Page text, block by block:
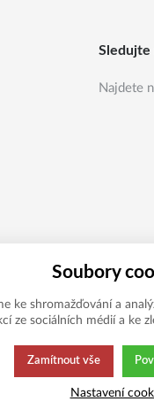
Sledujte
Najdete
Soubory
ke shromažďování a
ze sociálních médií a ke
Zamítnout vše
Nastavení